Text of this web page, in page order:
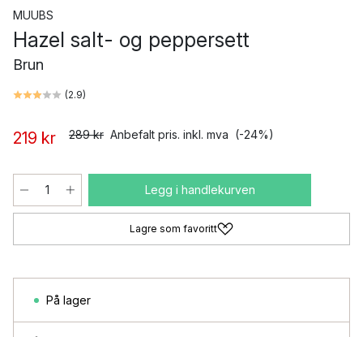
MUUBS
Hazel salt- og peppersett
Brun
(2.9)
219 kr 289 kr Anbefalt pris. inkl. mva (-24%)
Legg i handlekurven
Lagre som favoritt
På lager